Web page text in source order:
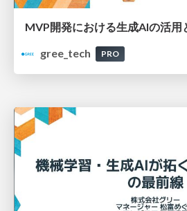
MVP開発における生成AIの活用
gree_tech
PRO